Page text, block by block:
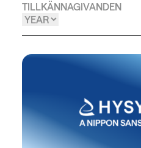
TILLKÄNNAGIVANDEN